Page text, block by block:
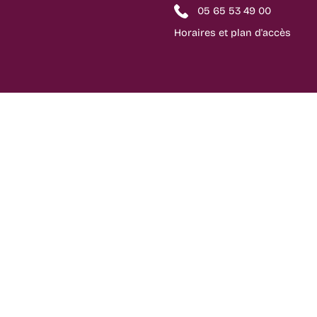
05 65 53 49 00
Horaires et plan d'accès